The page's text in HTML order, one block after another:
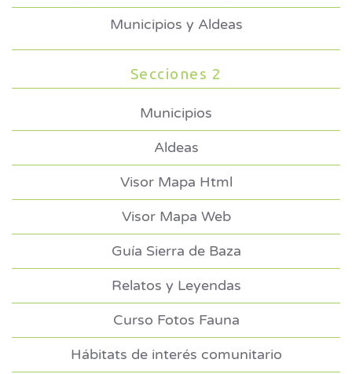
Municipios y Aldeas
Secciones 2
Municipios
Aldeas
Visor Mapa Html
Visor Mapa Web
Guía Sierra de Baza
Relatos y Leyendas
Curso Fotos Fauna
Hábitats de interés comunitario